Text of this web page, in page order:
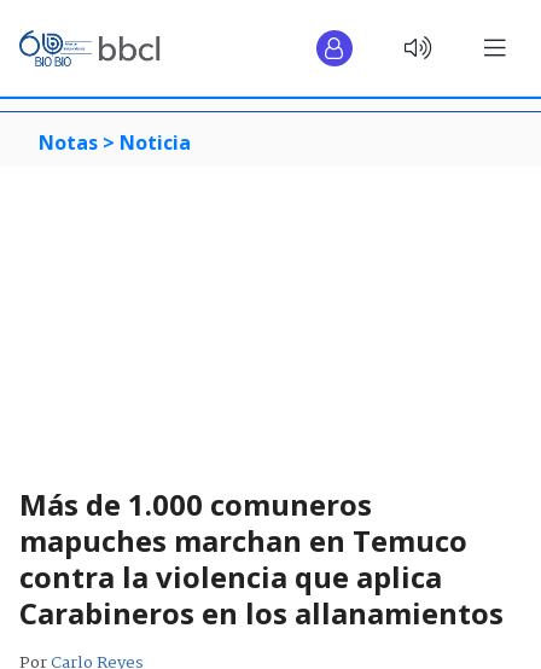
Notas > Noticia
Más de 1.000 comuneros
mapuches marchan en Temuco
contra la violencia que aplica
Carabineros en los allanamientos
PorCarlo Reyes